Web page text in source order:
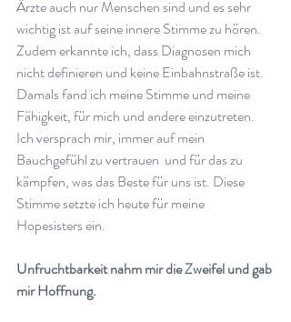
Ärzte auch nur Menschen sind und es sehr
wichtig ist auf seine innere Stimme zu hören.
Zudem erkannte ich, dass Diagnosen mich
nicht definieren und keine Einbahnstraße ist.
Damals fand ich meine Stimme und meine
Fähigkeit, für mich und andere einzutreten.
Ich versprach mir, immer auf mein
Bauchgefühl zu vertrauen  und für das zu
kämpfen, was das Beste für uns ist. Diese
Stimme setzte ich heute für meine
Hopesisters ein.
Unfruchtbarkeit nahm mir die Zweifel und gab
mir Hoffnung.